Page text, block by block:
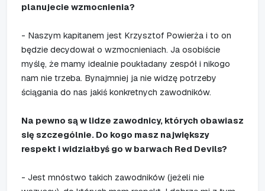
planujecie wzmocnienia?
- Naszym kapitanem jest Krzysztof Powierża i to on
będzie decydował o wzmocnieniach. Ja osobiście
myślę, że mamy idealnie poukładany zespół i nikogo
nam nie trzeba. Bynajmniej ja nie widzę potrzeby
ściągania do nas jakiś konkretnych zawodników.
Na pewno są w lidze zawodnicy, których obawiasz
się szczególnie. Do kogo masz największy
respekt i widziałbyś go w barwach Red Devils?
- Jest mnóstwo takich zawodników (jeżeli nie